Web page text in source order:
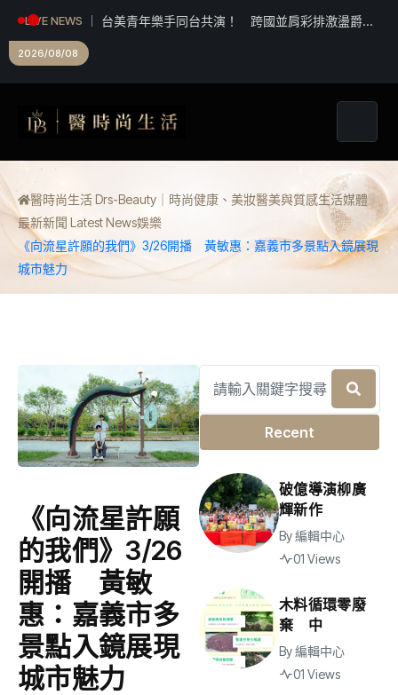
LIVE NEWS
台美青年樂手同台共演！ 跨國並肩彩排激盪爵士
2026/08/08
醫時尚生活 Drs-Beauty｜時尚健康、美妝醫美與質感生活媒體
最新新聞 Latest News娛樂
《向流星許願的我們》3/26開播 黃敏惠：嘉義市多景點入鏡展現
城市魅力
《向流星許願
的我們》3/26
開播 黃敏
惠：嘉義市多
景點入鏡展現
城市魅力
Recent
破億導演柳廣
輝新作
By編輯中心
01 Views
木料循環零廢
棄 中
By編輯中心
01 Views